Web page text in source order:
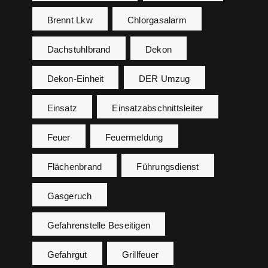
Brennt Lkw Chlorgasalarm
Dachstuhlbrand Dekon
Dekon-Einheit DER Umzug
Einsatz Einsatzabschnittsleiter
Feuer Feuermeldung
Flächenbrand Führungsdienst
Gasgeruch
Gefahrenstelle Beseitigen
Gefahrgut Grillfeuer